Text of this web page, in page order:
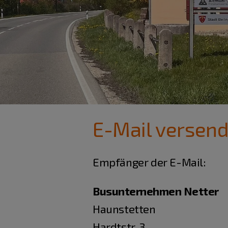
E-Mail
Empfänger der E-Mail:
Busunternehmen Netter
Haunstetten